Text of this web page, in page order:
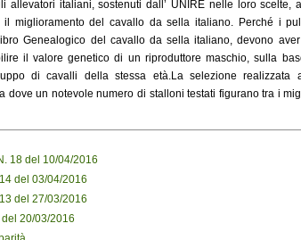
allevatori italiani, sostenuti dall’ UNIRE nelle loro scelte,
miglioramento del cavallo da sella italiano. Perché i
Genealogico del cavallo da sella italiano, devono aver
il valore genetico di un riproduttore maschio, sulla
di cavalli della stessa età.La selezione realizzata
dove un notevole numero di stalloni testati figurano tra i
18 del 10/04/2016
del 03/04/2016
del 27/03/2016
20/03/2016